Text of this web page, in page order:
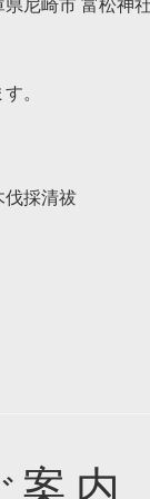
尼崎市 富松神
。
伐採清祓
案内